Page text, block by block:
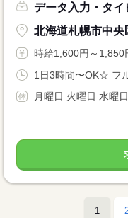
データ入力・タイ
北海道札幌市中央
時給1,600円～1,850
1日3時間〜OK☆ フ
月曜日 火曜日 水曜
1